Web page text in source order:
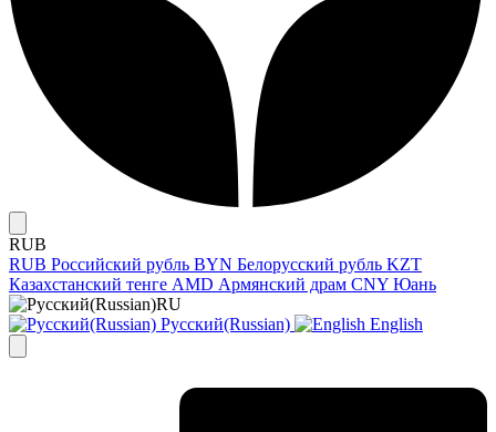
RUB
RUB Российский рубль BYN Белорусский рубль KZT
Казахстанский тенге AMD Армянский драм CNY Юань
RU
Русский(Russian)
English